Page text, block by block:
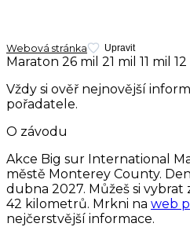
Webová stránka Upravit
Maraton 26 mil 21 mil 11 mil
Vždy si ověř nejnovější
pořadatele.
O závodu
Akce Big sur International
městě Monterey County.
dubna 2027. Můžeš si
42 kilometrů. Mrkni na web
nejčerstvější informace.